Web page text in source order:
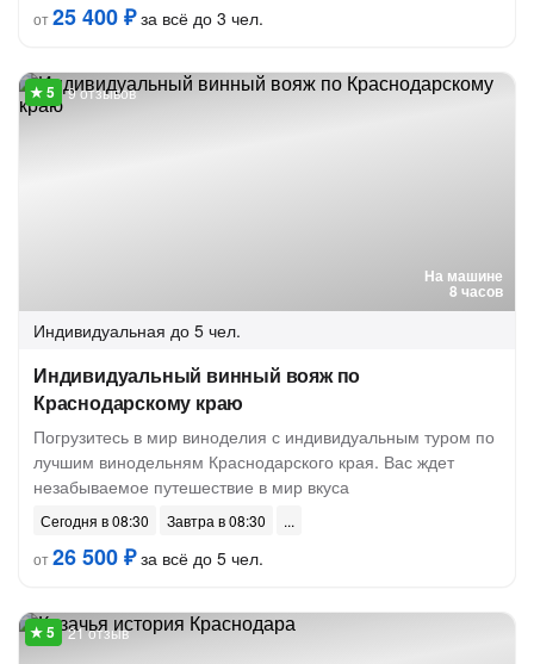
от25 400 ₽за всё до 3 чел.
На машине
8 часов
9 отзывов
Индивидуальная до 5 чел.
Индивидуальный винный вояж по
Краснодарскому краю
Погрузитесь в мир виноделия с индивидуальным туром по
лучшим винодельням Краснодарского края. Вас ждет
незабываемое путешествие в мир вкуса
Сегодня в 08:30
Завтра в 08:30
от26 500 ₽за всё до 5 чел.
21 отзыв